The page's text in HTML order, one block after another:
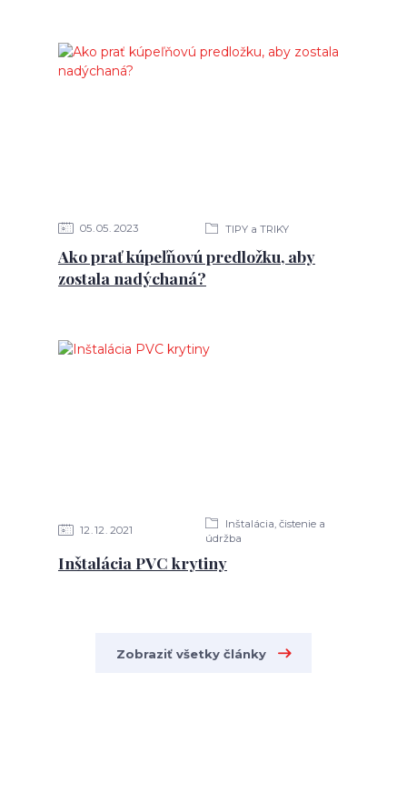
05 05 2023 TIPY a TRIKY
Ako prať kúpeľňovú predložku, aby
zostala nadýchaná?
12 12 2021
Inštalácia, čistenie a
údržba
Inštalácia PVC krytiny
Zobraziť všetky články